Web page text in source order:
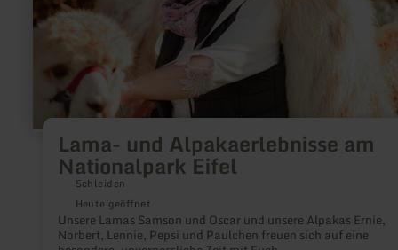
Lama- und Alpakaerlebnisse am
Nationalpark Eifel
Schleiden
Heute geöffnet
Unsere Lamas Samson und Oscar und unsere Alpakas Ernie,
Norbert, Lennie, Pepsi und Paulchen freuen sich auf eine